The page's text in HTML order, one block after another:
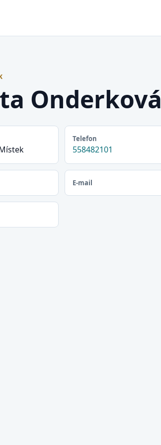
Onderková
Telefon
558482101
E-mail